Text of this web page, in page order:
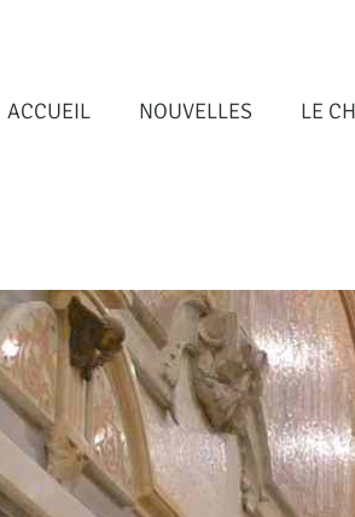
ACCUEIL NOUVELLES LE